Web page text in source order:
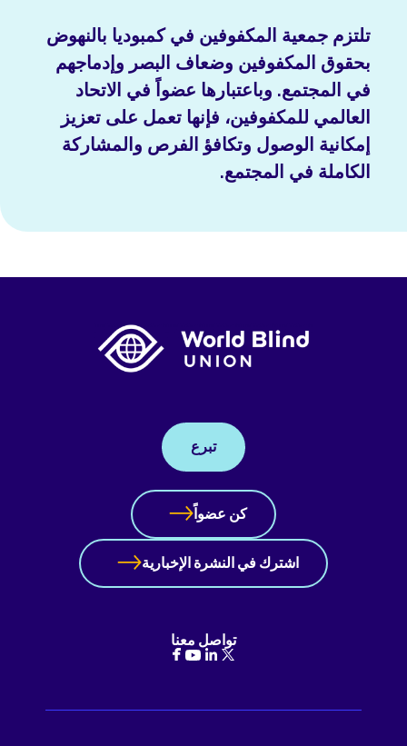
تلتزم جمعية المكفوفين في كمبوديا بالنهوض
بحقوق المكفوفين وضعاف البصر وإدماجهم
في المجتمع. وباعتبارها عضواً في الاتحاد
العالمي للمكفوفين، فإنها تعمل على تعزيز
إمكانية الوصول وتكافؤ الفرص والمشاركة
الكاملة في المجتمع.
تبرع
كن عضواً
اشترك في النشرة الإخبارية
تواصل معنا